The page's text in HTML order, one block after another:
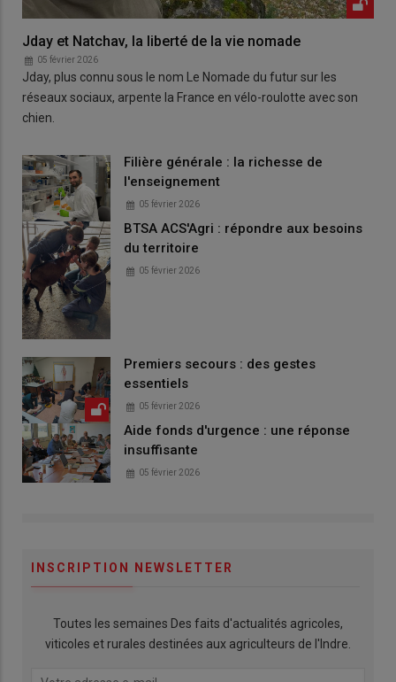
Jday et Natchav, la liberté de la vie nomade
05 février 2026
Jday, plus connu sous le nom Le Nomade du futur sur les
réseaux sociaux, arpente la France en vélo-roulotte avec son
chien.
Filière générale : la richesse de
l'enseignement
05 février 2026
BTSA ACS'Agri : répondre aux besoins
du territoire
05 février 2026
Premiers secours : des gestes
essentiels
05 février 2026
Aide fonds d'urgence : une réponse
insuffisante
05 février 2026
INSCRIPTION NEWSLETTER
Toutes les semaines Des faits d'actualités agricoles,
viticoles et rurales destinées aux agriculteurs de l'Indre.